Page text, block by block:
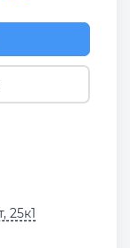
25к1